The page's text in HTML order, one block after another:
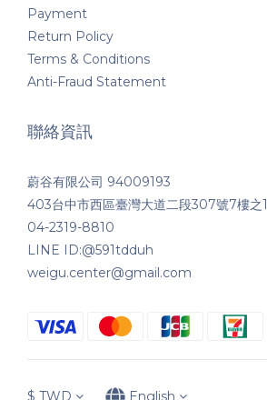
Payment
Return Policy
Terms & Conditions
Anti-Fraud Statement
聯絡資訊
蔚谷有限公司 94009193
403台中市西區臺灣大道二段307號7樓之1
04-2319-8810
LINE ID:@591tdduh
weigu.center@gmail.com
$ TWD English